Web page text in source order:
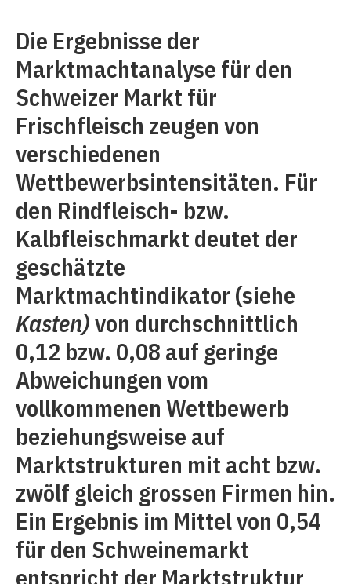
Die Ergebnisse der
Marktmachtanalyse für den
Schweizer Markt für
Frischfleisch zeugen von
verschiedenen
Wettbewerbsintensitäten. Für
den Rindfleisch- bzw.
Kalbfleischmarkt deutet der
geschätzte
Marktmachtindikator (siehe
Kasten)von durchschnittlich
0,12 bzw. 0,08 auf geringe
Abweichungen vom
vollkommenen Wettbewerb
beziehungsweise auf
Marktstrukturen mit acht bzw.
zwölf gleich grossen Firmen hin.
Ein Ergebnis im Mittel von 0,54
für den Schweinemarkt
entspricht der Marktstruktur